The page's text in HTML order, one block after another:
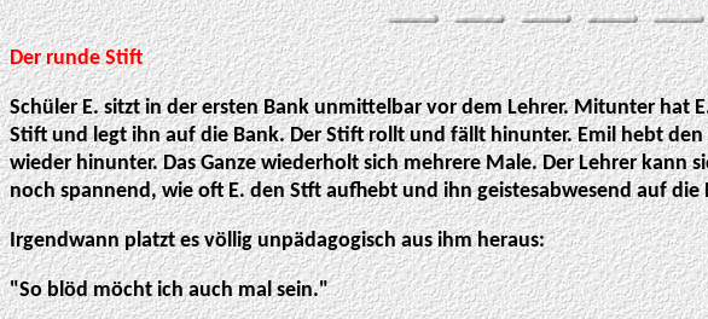
Der runde Stift
Schüler E. sitzt in der ersten Bank unmittelbar vor dem Lehrer. Mitunter hat
Stift und legt ihn auf die Bank. Der Stift rollt und fällt hinunter. Emil hebt
wieder hinunter. Das Ganze wiederholt sich mehrere Male. Der Lehrer
noch spannend, wie oft E. den Stft aufhebt und ihn geistesabwesend auf die
Irgendwann platzt es völlig unpädagogisch aus ihm heraus:
"So blöd möcht ich auch mal sein."